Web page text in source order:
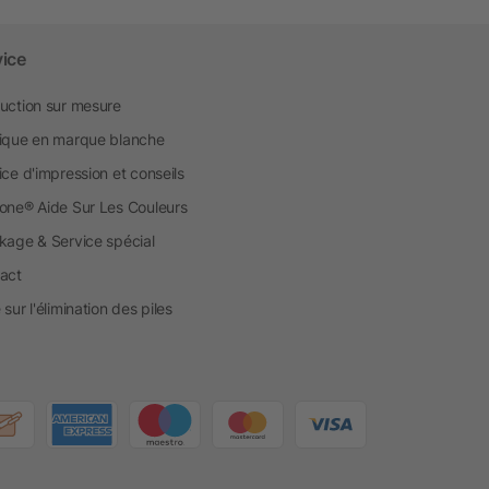
sur mesure
en marque blanche
d'impression et conseils
Aide Sur Les Couleurs
& Service spécial
l'élimination des piles